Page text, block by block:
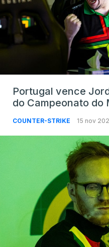
Portugal vence
do Campeonato do
COUNTER-STRIKE 15 nov